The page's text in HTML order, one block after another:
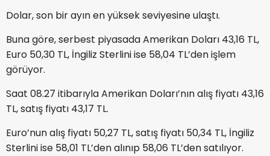
Dolar, son bir ayın en yüksek seviyesine ulaştı.
Buna göre, serbest piyasada Amerikan Doları 43,16 TL,
Euro 50,30 TL, İngiliz Sterlini ise 58,04 TL’den işlem
görüyor.
Saat 08.27 itibarıyla Amerikan Doları’nın alış fiyatı 43,16
TL, satış fiyatı 43,17 TL.
Euro’nun alış fiyatı 50,27 TL, satış fiyatı 50,34 TL, İngiliz
Sterlini ise 58,01 TL’den alınıp 58,06 TL’den satılıyor.